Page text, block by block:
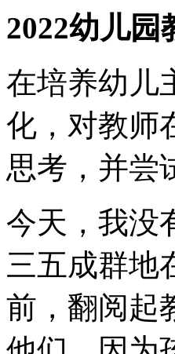
2022幼儿园
在培养幼儿
化，对教师
思考，并尝
今天，我没
三五成群地
前，翻阅起